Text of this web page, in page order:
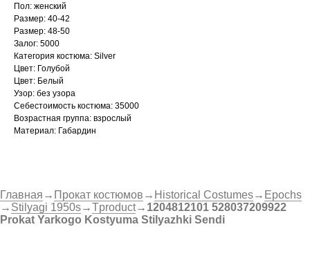
Пол: женский
Размер: 40-42
Размер: 48-50
Залог: 5000
Категория костюма: Silver
Цвет: Голубой
Цвет: Белый
Узор: без узора
Себестоимость костюма: 35000
Возрастная группа: взрослый
Материал: Габардин
Главная → Прокат костюмов → Historical Costumes→ Epochs
→ Stilyagi 1950s→Tproduct→ 1204812101 528037209922
Prokat Yarkogo Kostyuma Stilyazhki Sendi